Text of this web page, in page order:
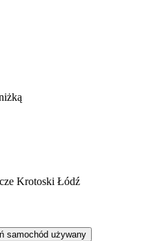
Krotoski Łódź
samochód używany